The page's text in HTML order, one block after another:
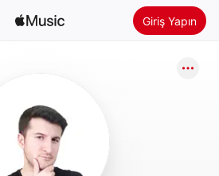
Giriş Yapın
Apple Music’i Yükle